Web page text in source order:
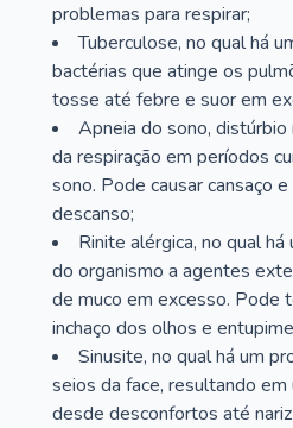
problemas para respirar;
Tuberculose, no qual há
bactérias que atinge os
tosse até febre e suor em
Apneia do sono,
da respiração em períodos
sono. Pode causar cansaço
descanso;
Rinite alérgica, no qual
do organismo a agentes
de muco em excesso. Pode
inchaço dos olhos e
Sinusite, no qual há um
seios da face, resultando em
desde desconfortos até